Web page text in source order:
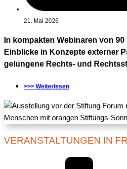
21. Mai 2026
In kompakten Webinaren von
Einblicke in Konzepte externer
gelungene Rechts- und
>>> Weiterlesen
VERANSTALTUNGEN IN